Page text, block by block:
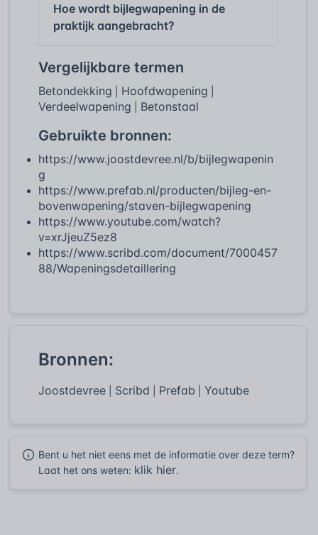
Hoe wordt bijlegwapening in de
praktijk aangebracht?
Vergelijkbare termen
Betondekking Hoofdwapening
Verdeelwapening Betonstaal
Gebruikte bronnen:
https://www.joostdevree.nl/b/bijlegwapenin
g
https://www.prefab.nl/producten/bijleg-en-
bovenwapening/staven-bijlegwapening
https://www.youtube.com/watch?
v=xrJjeuZ5ez8
https://www.scribd.com/document/7000457
88/Wapeningsdetaillering
Bronnen:
Joostdevree Scribd Prefab Youtube
Bent u het niet eens met de informatie over deze term?
Laat het ons weten: klik hier.